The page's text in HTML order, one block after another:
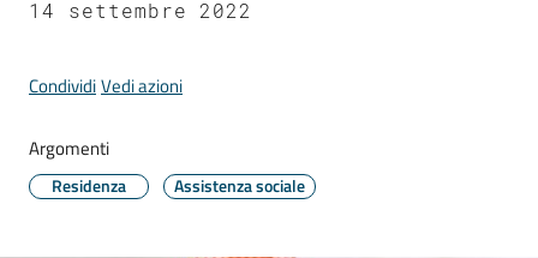
Prenotazione
appuntamento
14 settembre 2022
CondividiVedi azioni
Argomenti
Residenza Assistenza sociale